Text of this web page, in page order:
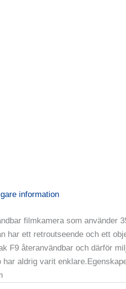
information
filmkamera som
har ett retroutseende och ett
F9 återanvändbar och därför
har aldrig varit